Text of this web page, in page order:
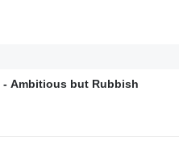
- Ambitious but Rubbish